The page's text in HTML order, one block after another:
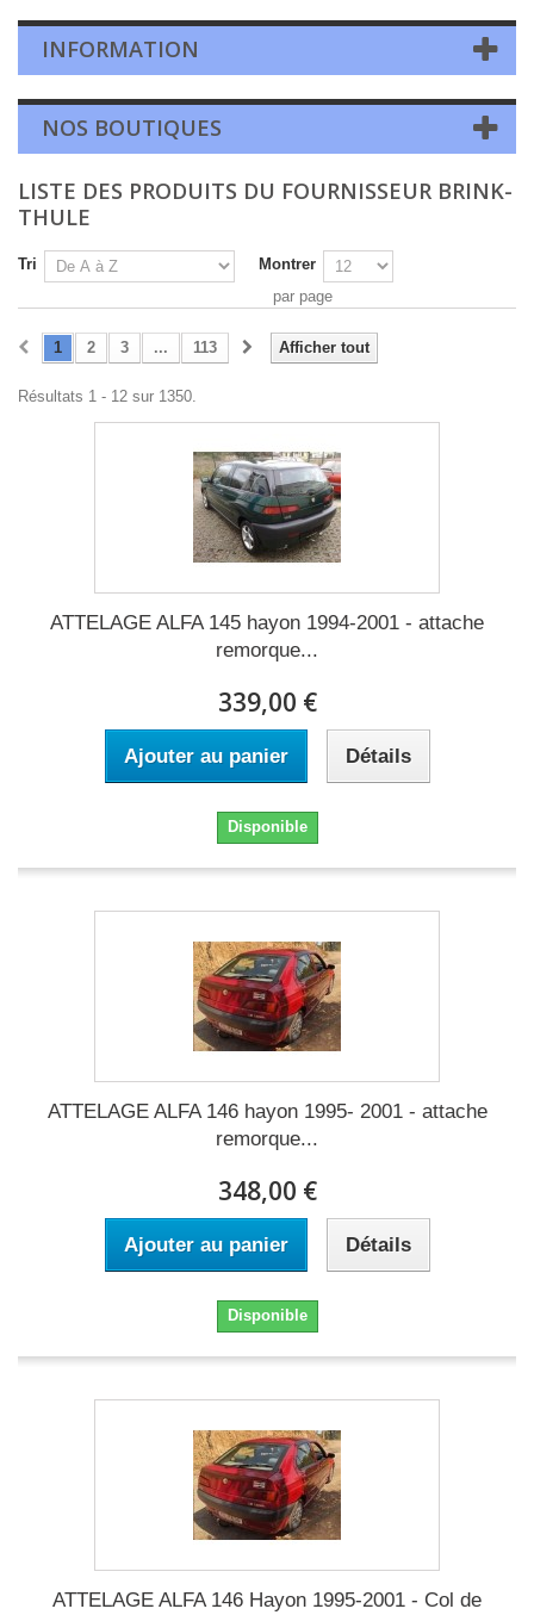
INFORMATION
NOS BOUTIQUES
LISTE DES PRODUITS DU FOURNISSEUR BRINK-
THULE
Tri
Montrer
par page
Afficher tout
1 2 3 ... 113
Résultats 1 - 12 sur 1350.
ATTELAGE ALFA 145 hayon 1994-2001 - attache
remorque...
339,00 €
Ajouter au panier Détails
Disponible
ATTELAGE ALFA 146 hayon 1995- 2001 - attache
remorque...
348,00 €
Ajouter au panier Détails
Disponible
ATTELAGE ALFA 146 Hayon 1995-2001 - Col de